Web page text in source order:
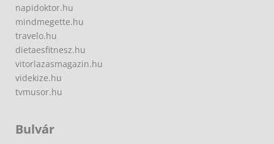
napidoktor.hu
mindmegette.hu
travelo.hu
dietaesfitnesz.hu
vitorlazasmagazin.hu
videkize.hu
tvmusor.hu
Bulvár